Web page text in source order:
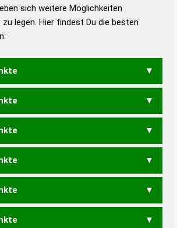
Duden – Die deutsche Grammatik
Duden – Deutsches
sich weitere Möglichkeiten
legen. Hier findest Du die besten
UCHA